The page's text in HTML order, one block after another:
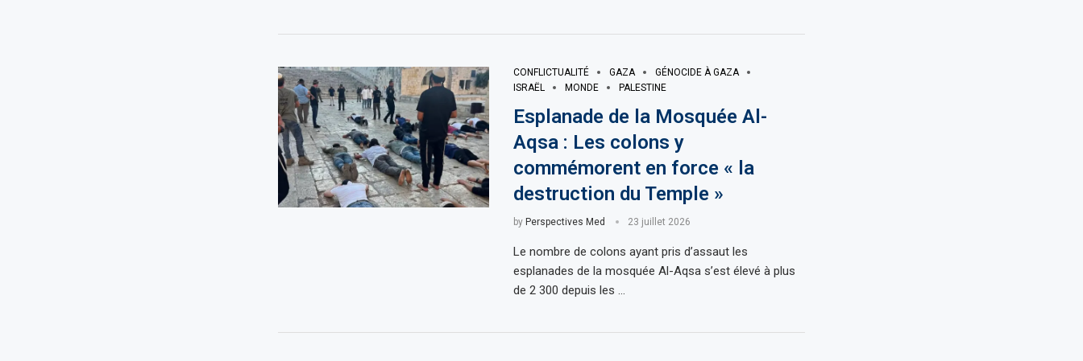
CONFLICTUALITÉ GAZA
GÉNOCIDE À GAZA
ISRAËL
MONDE PALESTINE
Esplanade de la Mosquée Al-
Aqsa : Les colons y
commémorent en force « la
destruction du Temple »
by Perspectives Med 23 juillet 2026
Le nombre de colons ayant pris d’assaut les
esplanades de la mosquée Al-Aqsa s’est élevé à plus
de 2 300 depuis les …